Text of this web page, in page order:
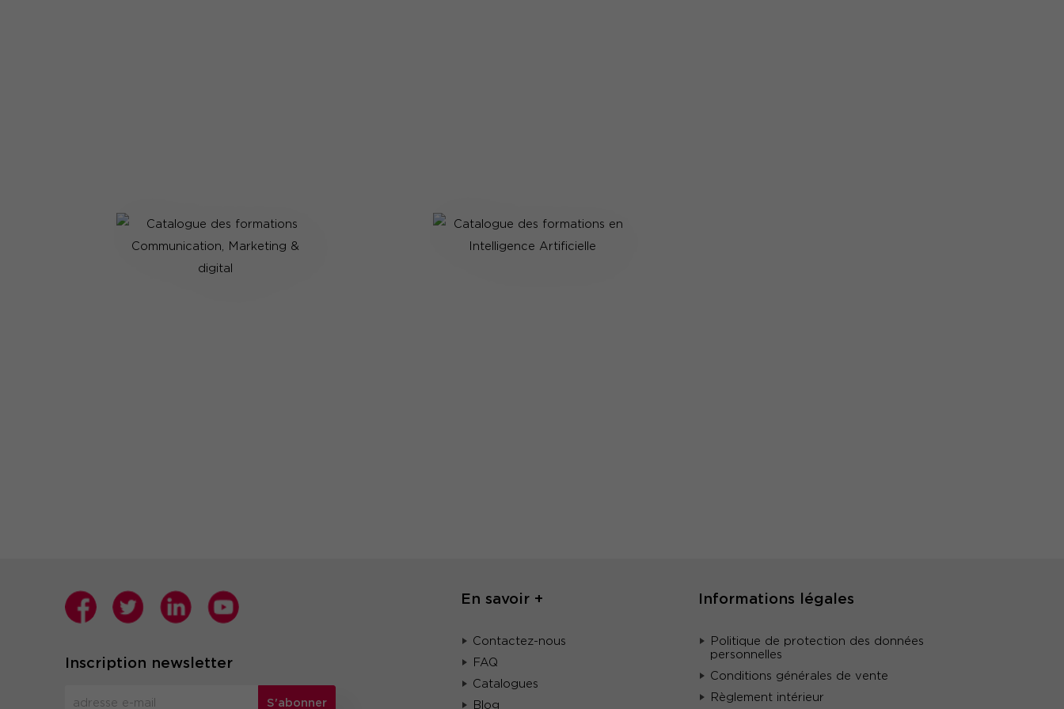
Inscription newsletter
S'abonner
En savoir +
Contactez-nous
FAQ
Catalogues
Blog
Informations légales
Politique de protection des données
personnelles
Conditions générales de vente
Règlement intérieur